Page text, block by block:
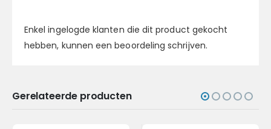
Enkel ingelogde klanten die dit product gekocht
hebben, kunnen een beoordeling schrijven.
Gerelateerde producten